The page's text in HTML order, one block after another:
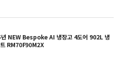
NEW Bespoke AI 냉장고 4도어 902L 냉
RM70F90M2X